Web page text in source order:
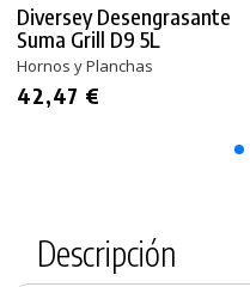
Diversey Desengrasante
Suma Grill D9 5L
Hornos y Planchas
42,47 €
Descripción